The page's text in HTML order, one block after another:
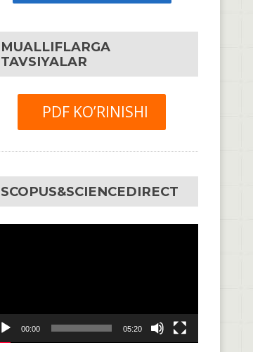
MUALLIFLARGA
TAVSIYALAR
PDF KO’RINISHI
SCOPUS&SCIENCEDIRECT
00:00 05:20